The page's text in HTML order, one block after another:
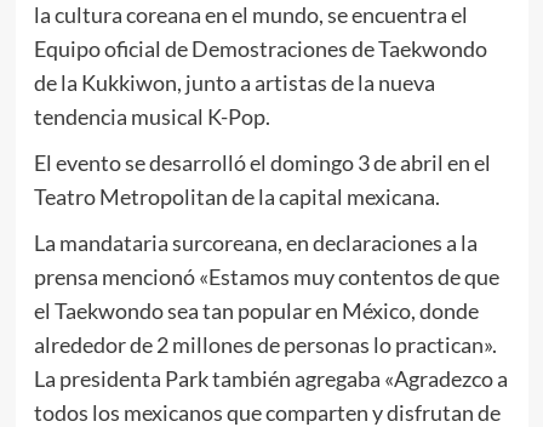
la cultura coreana en el mundo, se encuentra el
Equipo oficial de Demostraciones de Taekwondo
de la Kukkiwon, junto a artistas de la nueva
tendencia musical K-Pop.
El evento se desarrolló el domingo 3 de abril en el
Teatro Metropolitan de la capital mexicana.
La mandataria surcoreana, en declaraciones a la
prensa mencionó «Estamos muy contentos de que
el Taekwondo sea tan popular en México, donde
alrededor de 2 millones de personas lo practican».
La presidenta Park también agregaba «Agradezco a
todos los mexicanos que comparten y disfrutan de